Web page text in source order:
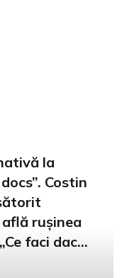
la
Costin
rușinea
faci dacă